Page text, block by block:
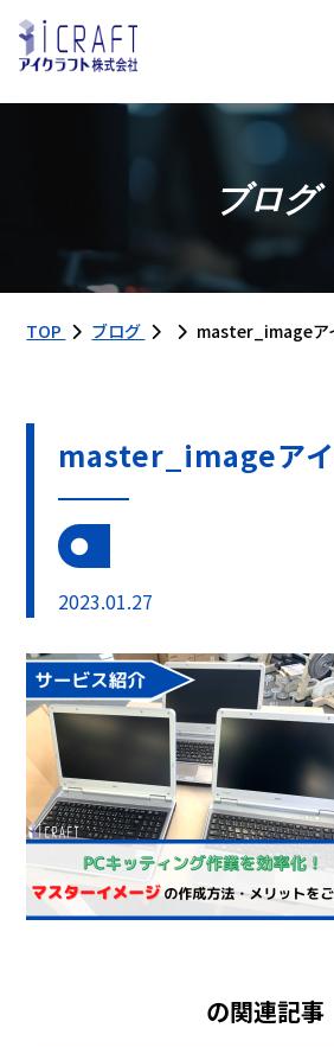
ブログ
TOP ブログ master_imageア
master_imageア
2023.01.27
の関連記事